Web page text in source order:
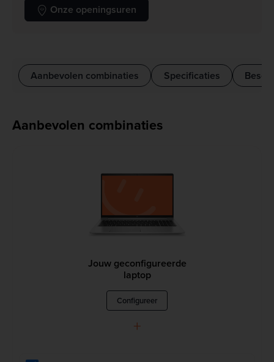
Onze openingsuren
Aanbevolen combinaties Specificaties
Aanbevolen combinaties
Jouw geconfigureerde
laptop
Configureer
+